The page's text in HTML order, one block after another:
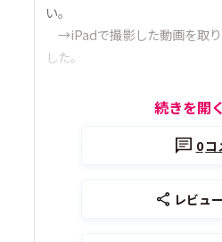
い。
→iPadで撮影した動画を取
した。
続きを開く
0コ
レビュ